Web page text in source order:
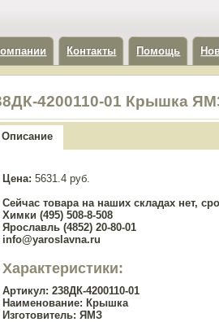
Контакты Помощь
4200110-01 Крышка
Описание
Цена: 5631.4 руб.
Сейчас товара на наших складах нет,
Химки (495) 508-8-508
Ярославль (4852) 20-80-01
info@yaroslavna.ru
Характеристики:
Артикул: 238ДК-4200110-01
Наименование: Крышка
Изготовитель: ЯМЗ